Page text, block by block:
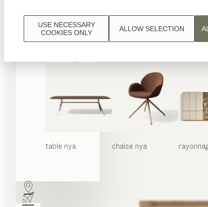
USE NECESSARY
COOKIES ONLY
ALLOW SELECTION
de
luxe
TEAM
7
table nya chaise nya